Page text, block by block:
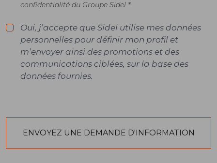
confidentialité du Groupe Sidel *
Oui, j’accepte que Sidel utilise mes données
personnelles pour définir mon profil et
m’envoyer ainsi des promotions et des
communications ciblées, sur la base des
données fournies.